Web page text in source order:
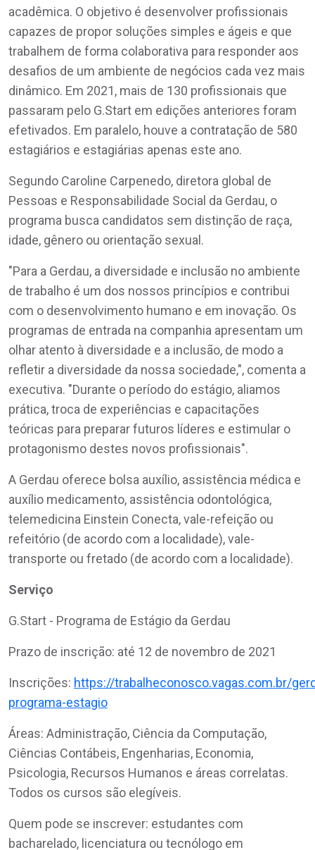
acadêmica. O objetivo é desenvolver profissionais
capazes de propor soluções simples e ágeis e que
trabalhem de forma colaborativa para responder aos
desafios de um ambiente de negócios cada vez mais
dinâmico. Em 2021, mais de 130 profissionais que
passaram pelo G.Start em edições anteriores foram
efetivados. Em paralelo, houve a contratação de 580
estagiários e estagiárias apenas este ano.
Segundo Caroline Carpenedo, diretora global de
Pessoas e Responsabilidade Social da Gerdau, o
programa busca candidatos sem distinção de raça,
idade, gênero ou orientação sexual.
"Para a Gerdau, a diversidade e inclusão no ambiente
de trabalho é um dos nossos princípios e contribui
com o desenvolvimento humano e em inovação. Os
programas de entrada na companhia apresentam um
olhar atento à diversidade e a inclusão, de modo a
refletir a diversidade da nossa sociedade,", comenta a
executiva. "Durante o período do estágio, aliamos
prática, troca de experiências e capacitações
teóricas para preparar futuros líderes e estimular o
protagonismo destes novos profissionais".
A Gerdau oferece bolsa auxílio, assistência médica e
auxílio medicamento, assistência odontológica,
telemedicina Einstein Conecta, vale-refeição ou
refeitório (de acordo com a localidade), vale-
transporte ou fretado (de acordo com a localidade).
Serviço
G.Start - Programa de Estágio da Gerdau
Prazo de inscrição: até 12 de novembro de 2021
Inscrições: https://trabalheconosco.vagas.com.br/
programa-estagio
Áreas: Administração, Ciência da Computação,
Ciências Contábeis, Engenharias, Economia,
Psicologia, Recursos Humanos e áreas correlatas.
Todos os cursos são elegíveis.
Quem pode se inscrever: estudantes com
bacharelado, licenciatura ou tecnólogo em